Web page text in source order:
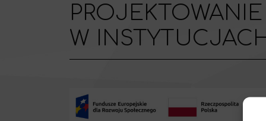
W